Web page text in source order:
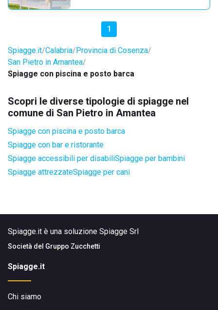
1
Spiagge.it Calabria Provincia di Cosenza
San Pietro in Amantea
Spiagge con piscina e posto barca
Scopri le diverse tipologie di spiagge nel
comune di San Pietro in Amantea
Spiagge con piscina e posto barca
Spiagge con bar e ristorante
Spiagge accessibili per disabiliSpiagge per bambini
Spiagge attrezzateSpiagge per cani
Spiagge.it è una soluzione Spiagge Srl
Società del Gruppo Zucchetti
Spiagge.it
Chi siamo